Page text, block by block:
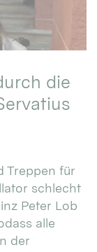
die
Treppen für
schlecht
Peter Lob
alle
der